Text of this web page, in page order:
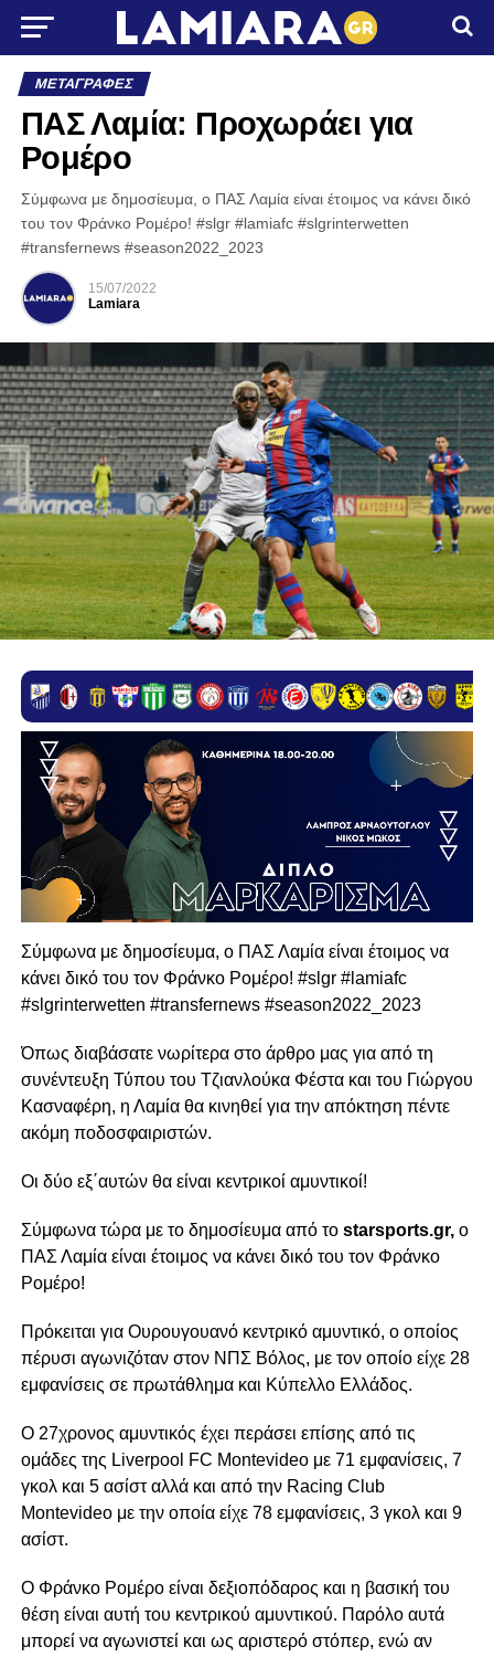
ΜΕΤΑΓΡΑΦΈΣ
ΠΑΣ Λαμία: Προχωράει για
Ρομέρο
Σύμφωνα με δημοσίευμα, ο ΠΑΣ Λαμία είναι έτοιμος να κάνει δικό
του τον Φράνκο Ρομέρο! #slgr #lamiafc #slgrinterwetten
#transfernews #season2022_2023
15/07/2022
Lamiara
Σύμφωνα με δημοσίευμα, ο ΠΑΣ Λαμία είναι έτοιμος να
κάνει δικό του τον Φράνκο Ρομέρο! #slgr #lamiafc
#slgrinterwetten #transfernews #season2022_2023
Όπως διαβάσατε νωρίτερα στο άρθρο μας για από τη
συνέντευξη Τύπου του Τζιανλούκα Φέστα και του Γιώργου
Κασναφέρη, η Λαμία θα κινηθεί για την απόκτηση πέντε
ακόμη ποδοσφαιριστών.
Οι δύο εξ΄αυτών θα είναι κεντρικοί αμυντικοί!
Σύμφωνα τώρα με το δημοσίευμα από τοstarsports.gr,ο
ΠΑΣ Λαμία είναι έτοιμος να κάνει δικό του τον Φράνκο
Ρομέρο!
Πρόκειται για Ουρουγουανό κεντρικό αμυντικό, ο οποίος
πέρυσι αγωνιζόταν στον ΝΠΣ Βόλος, με τον οποίο είχε 28
εμφανίσεις σε πρωτάθλημα και Κύπελλο Ελλάδος.
Ο 27χρονος αμυντικός έχει περάσει επίσης από τις
ομάδες της Liverpool FC Montevideo με 71 εμφανίσεις, 7
γκολ και 5 ασίστ αλλά και από την Racing Club
Montevideo με την οποία είχε 78 εμφανίσεις, 3 γκολ και 9
ασίστ.
Ο Φράνκο Ρομέρο είναι δεξιοπόδαρος και η βασική του
θέση είναι αυτή του κεντρικού αμυντικού. Παρόλο αυτά
μπορεί να αγωνιστεί και ως αριστερό στόπερ, ενώ αν